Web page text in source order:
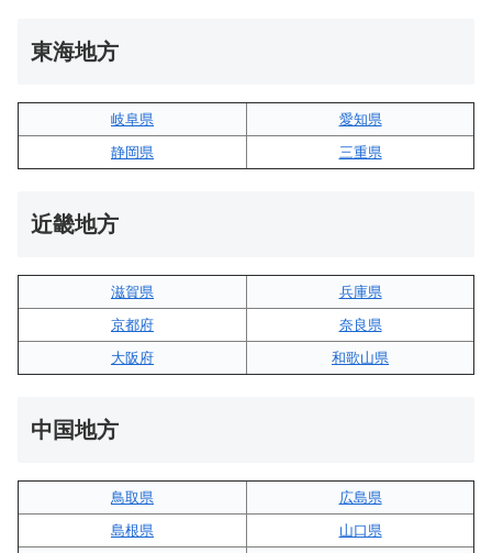
東海地方
岐阜県
愛知県
静岡県
三重県
近畿地方
滋賀県
兵庫県
京都府
奈良県
大阪府
和歌山県
中国地方
鳥取県
広島県
島根県
山口県